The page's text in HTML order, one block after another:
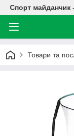
Спорт майданчик
Товари та